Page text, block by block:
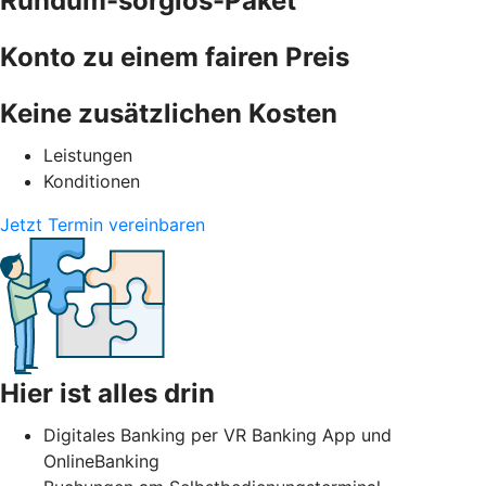
Konto zu einem fairen Preis
Keine zusätzlichen Kosten
Leistungen
Konditionen
Jetzt Termin vereinbaren
Hier ist alles drin
Digitales Banking per VR Banking App und
OnlineBanking